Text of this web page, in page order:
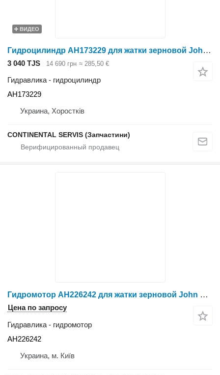
ВИДЕО
Гидроцилиндр AH173229 для жатки зерновой John Deere
3 040 TJS 14 690 грн ≈ 285,50 €
Гидравлика - гидроцилиндр
AH173229
Украина, Хоростків
CONTINENTAL SERVIS (Запчастини)
Гидромотор AH226242 для жатки зерновой John Deere 625D, 640D, 640X, 735D, 740
Цена по запросу
Гидравлика - гидромотор
AH226242
Украина, м. Київ